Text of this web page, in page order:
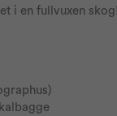
i en fullvuxen